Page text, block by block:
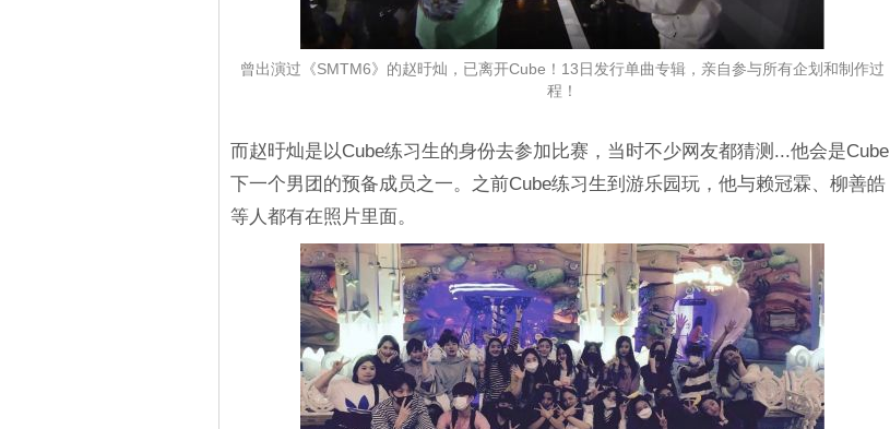
曾出演过《SMTM6》的赵旴灿，已离开Cube！13日发行单曲专辑，亲自参与所有企划和制作过
程！
而赵旴灿是以Cube练习生的身份去参加比赛，当时不少网友都猜测...他会是Cube
下一个男团的预备成员之一。之前Cube练习生到游乐园玩，他与赖冠霖、柳善皓
等人都有在照片里面。